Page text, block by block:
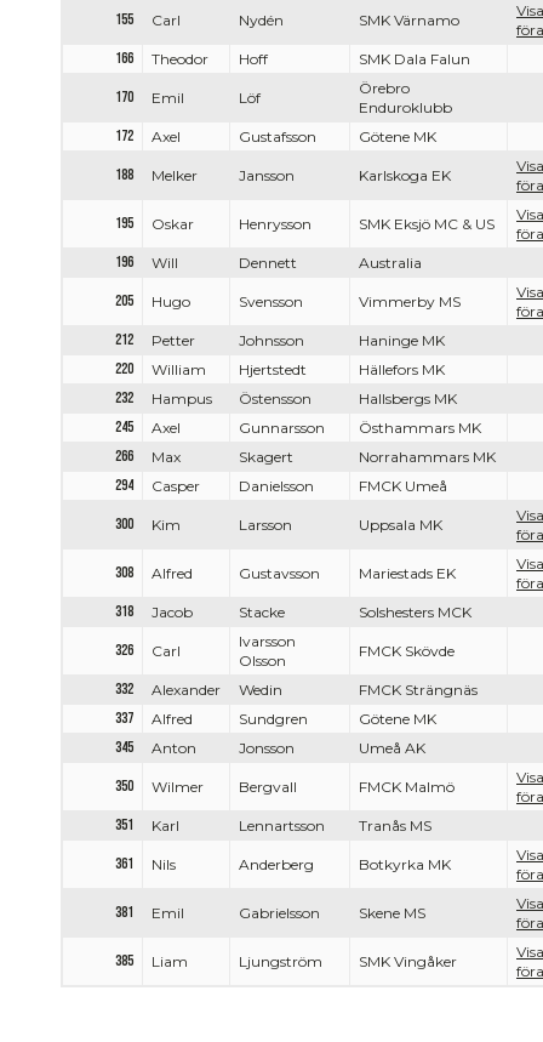
155 Carl Nydén SMK Värnamo
Visa
166
Theodor Hoff SMK Dala Falun
170 Emil Löf
Örebro
Enduroklubb
172
Axel Gustafsson Götene MK
188 Melker Jansson Karlskoga EK
Visa
195 Oskar Henrysson SMK Eksjö MC & US
Visa
196
Will Dennett Australia
205 Hugo Svensson Vimmerby MS
Visa
212
Petter Johnsson
Haninge MK
220
William Hjertstedt
Hällefors MK
232
Hampus Östensson
Hallsbergs MK
245
Axel Gunnarsson
Östhammars MK
266
Max Skagert
Norrahammars MK
294
Casper Danielsson FMCK Umeå
300 Kim Larsson Uppsala MK
Visa
308 Alfred Gustavsson Mariestads EK
Visa
318
Jacob Stacke Solshesters MCK
326 Carl
Ivarsson
Olsson
FMCK Skövde
332 Alexander Wedin
FMCK Strängnäs
337
Alfred Sundgren
Götene MK
345
Anton Jonsson Umeå AK
350 Wilmer Bergvall FMCK Malmö
Visa
351
Karl Lennartsson Tranås MS
361 Nils Anderberg Botkyrka MK
Visa
381 Emil Gabrielsson Skene MS
Visa
385 Liam Ljungström SMK Vingåker
Visa